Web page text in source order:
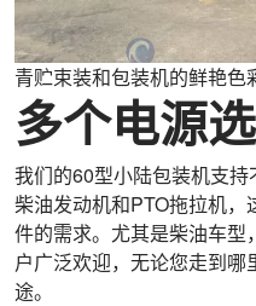
青贮束装和包装机的鲜艳色
多个电源
我们的60型小陆包装机支持
柴油发动机和PTO拖拉机
件的需求。尤其是柴油车
户广泛欢迎，无论您走到
途。